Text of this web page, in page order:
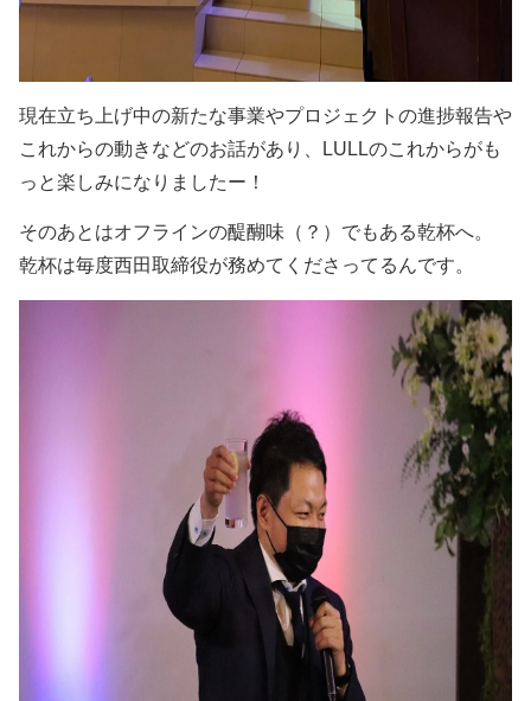
現在立ち上げ中の新たな事業やプロジェクトの進捗報告や
これからの動きなどのお話があり、LULLのこれからがも
っと楽しみになりましたー！
そのあとはオフラインの醍醐味（？）でもある乾杯へ。
乾杯は毎度西田取締役が務めてくださってるんです。